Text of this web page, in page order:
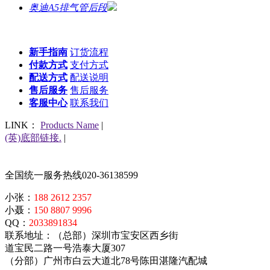
奥迪A5排气管后段
新手指南 订货流程
付款方式 支付方式
配送方式 配送说明
售后服务 售后服务
客服中心 联系我们
LINK： Products Name |
(英)底部链接. |
全国统一服务热线020-36138599
小张： 188 2612 2357
小聂： 150 8807 9996
QQ： 2033891834
联系地址：（总部）深圳市宝安区西乡街
道宝民二路一号浩泰大厦307
（分部）广州市白云大道北78号陈田湛隆汽配城